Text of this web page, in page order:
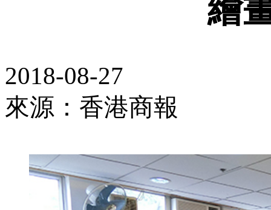
繪
2018-08-27
來源：香港商報